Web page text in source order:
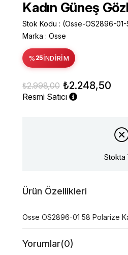
Kadın Güneş
Stok Kodu
(Osse-OS2896-01-
Marka : Osse
% 25İNDIRIM
₺2.998,00 ₺2.248,50
Resmi Satıcı
Stokta
Ürün Özellikleri
Osse OS2896-01 58 Polarize
Yorumlar(0)